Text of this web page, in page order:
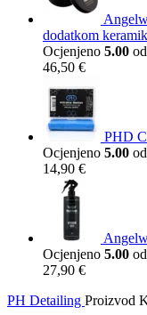
dodatkom
Ocjenjeno 5.00
46,50 €
PHD
Ocjenjeno 5.00
14,90 €
Ocjenjeno 5.00
27,90 €
PH Detailing Proizvod